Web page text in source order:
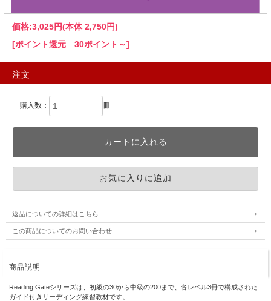
価格:3,025円(本体 2,750円)
[ポイント還元 30ポイント～]
注文
購入数： 冊
返品についての詳細はこちら
この商品についてのお問い合わせ
商品説明
Reading Gateシリーズは、初級の30から中級の200まで、各レベル3冊で構成された
ガイド付きリーディング練習教材です。